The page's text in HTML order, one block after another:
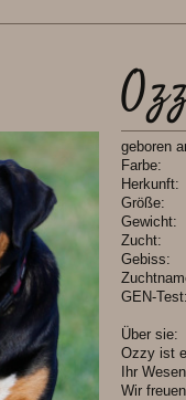
geboren
GEN-
Über sie:
Ozzy ist
Ihr
Wir